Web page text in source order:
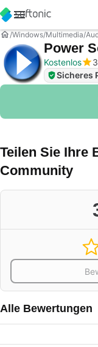
Windows Multimedia
Power
Kostenlos
Sicheres
Teilen Sie Ihre
Community
Alle Bewertungen